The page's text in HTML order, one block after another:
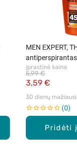
Pridėti
MEN EXPERT,
Įprastinė kaina
3,59 €
5,99 €
30 dienų
0